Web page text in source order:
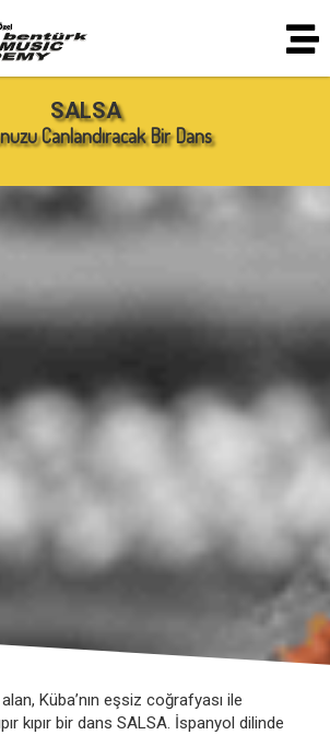
SALSA
Canlandıracak Bir Dans
Küba’nın eşsiz coğrafyası ile
kıpır bir dans SALSA. İspanyol dilinde